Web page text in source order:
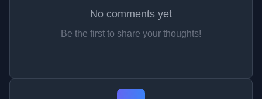
No comments yet
Be the first to share your thoughts!